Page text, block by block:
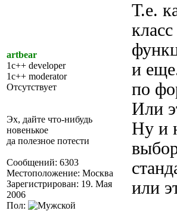
artbear
1c++ developer
1c++ moderator
Отсутствует
Эх, дайте что-нибудь
новенькое
да полезное потести
Сообщений: 6303
Местоположение: Москва
Зарегистрирован: 19. Мая
2006
Пол:
Т.е.
и
по
Или
Ну и
или